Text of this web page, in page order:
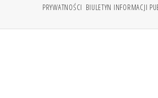
PRYWATNOŚCI BIULETYN INFORMACJI